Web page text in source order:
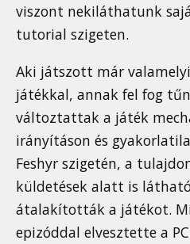
viszont nekiláthatunk
tutorial szigeten.
Aki játszott már
játékkal, annak fel fog
változtattak a játék
irányításon és
Feshyr szigetén, a
küldetések alatt is
átalakították a játékot.
epizóddal elvesztette a